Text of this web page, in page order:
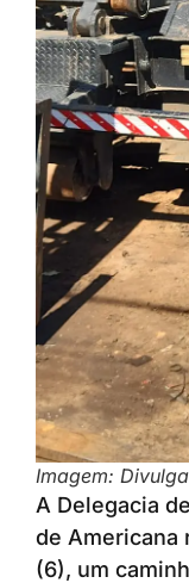
Imagem:
A Delegacia
de Americana
(6), um